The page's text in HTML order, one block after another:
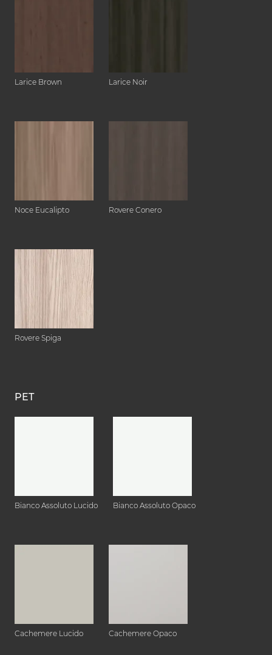
Larice Brown Larice Noir
Noce Eucalipto Rovere Conero
Rovere Spiga
PET
Bianco Assoluto Lucido Bianco Assoluto Opaco
Cachemere Lucido Cachemere Opaco